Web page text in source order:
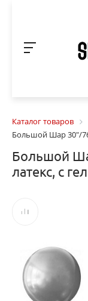
Каталог товаров
Большой Шар 30"/
Большой
латекс, с